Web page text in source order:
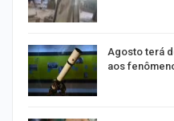
Agosto terá
aos